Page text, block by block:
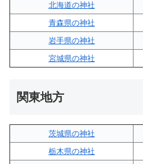
北海道の神社
青森県の神社
岩手県の神社
宮城県の神社
関東地方
茨城県の神社
栃木県の神社